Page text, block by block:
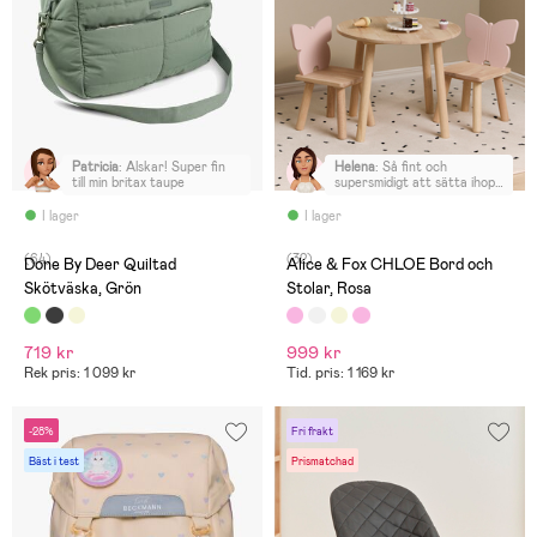
I lager
Patricia: Älskar! Super fin
till min britax taupe
(64)
Done By Deer Quiltad
Skötväska, Grön
719 kr
Rek pris: 1 099 kr
I lager
Helena: Så fint och
supersmidigt att sätta ihop!
(32)
Alice & Fox CHLOE Bord och
Stolar, Rosa
999 kr
Tid. pris: 1 169 kr
-28%
Bäst i test
Fri frakt
Prismatchad